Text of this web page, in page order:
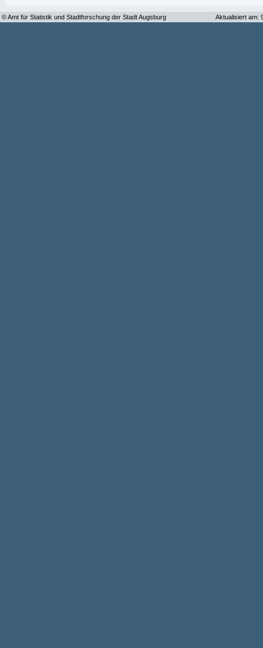
© Amt für Statistik und Stadtforschung der Stadt Augsburg Aktualisiert am: